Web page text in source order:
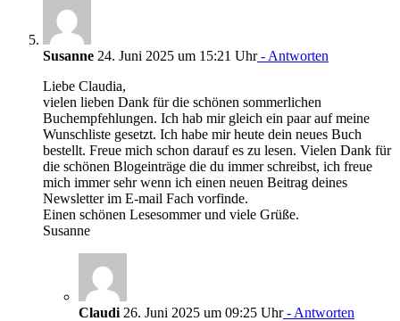
Susanne 24. Juni 2025 um 15:21 Uhr- Antworten
Liebe Claudia,
vielen lieben Dank für die schönen sommerlichen
Buchempfehlungen. Ich hab mir gleich ein paar auf meine
Wunschliste gesetzt. Ich habe mir heute dein neues Buch
bestellt. Freue mich schon darauf es zu lesen. Vielen Dank für
die schönen Blogeinträge die du immer schreibst, ich freue
mich immer sehr wenn ich einen neuen Beitrag deines
Newsletter im E-mail Fach vorfinde.
Einen schönen Lesesommer und viele Grüße.
Susanne
Claudi 26. Juni 2025 um 09:25 Uhr- Antworten